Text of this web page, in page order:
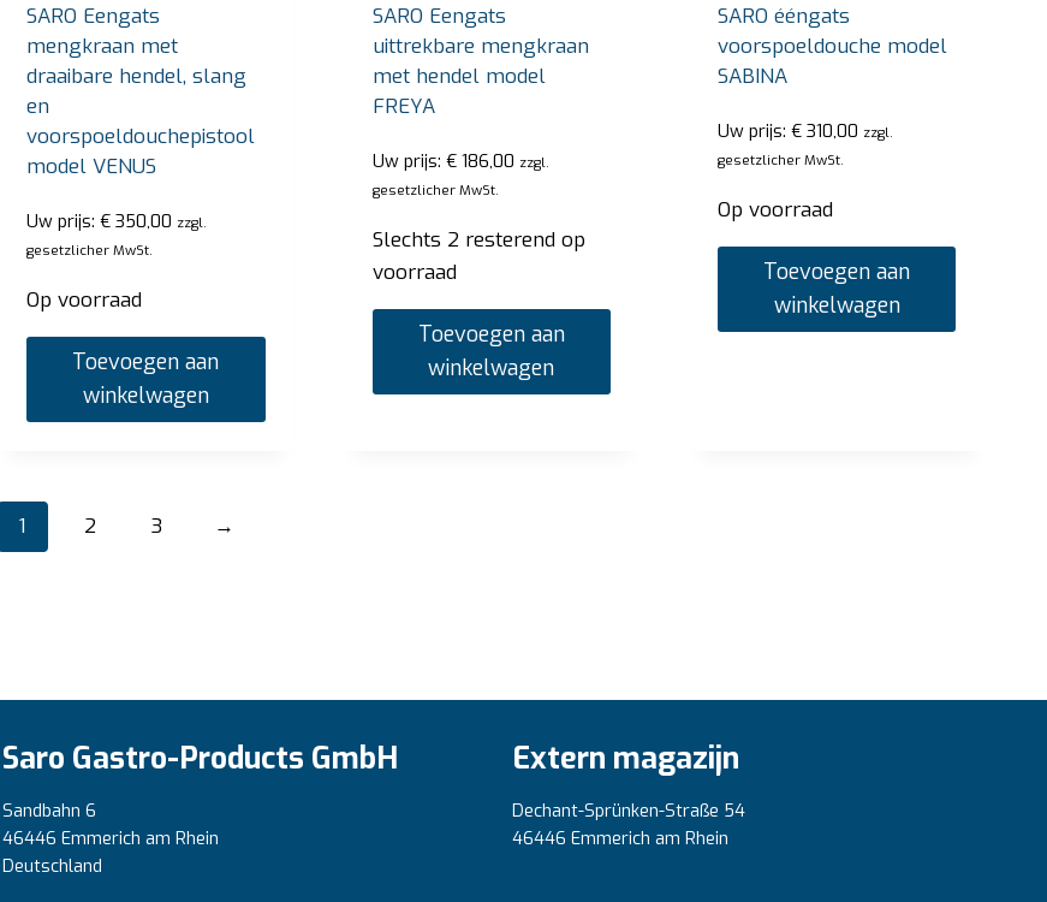
SARO Eengats
mengkraan met
draaibare hendel, slang
en
voorspoeldouchepistool
model VENUS
Uw prijs:€ 350,00 zzgl.
gesetzlicher MwSt.
Op voorraad
Toevoegen aan
winkelwagen
SARO Eengats
uittrekbare mengkraan
met hendel model
FREYA
Uw prijs: €186,00 zzgl.
gesetzlicher MwSt.
Slechts 2 resterend op
voorraad
Toevoegen aan
winkelwagen
SARO ééngats
voorspoeldouche model
SABINA
Uw prijs:€ 310,00 zzgl.
gesetzlicher MwSt.
Op voorraad
Toevoegen aan
winkelwagen
1 2 3 →
Saro Gastro-Products GmbH
Sandbahn 6
46446 Emmerich am Rhein
Deutschland
Extern magazijn
Dechant-Sprünken-Straße 54
46446 Emmerich am Rhein